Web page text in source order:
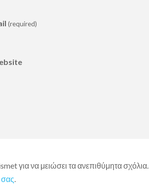
(required)
για να μειώσει τα ανεπιθύμητα σχόλια.
σας.